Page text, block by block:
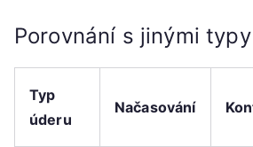
Porovnání s jinými
Typ
úderu
Načasování